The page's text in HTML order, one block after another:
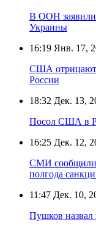
В ООН заявили
Украины
16:19 Янв. 17,
США отрицают
России
18:32 Дек. 13,
Посол США в
16:25 Дек. 12,
СМИ сообщили
полгода
11:47 Дек. 10,
Пушков назвал